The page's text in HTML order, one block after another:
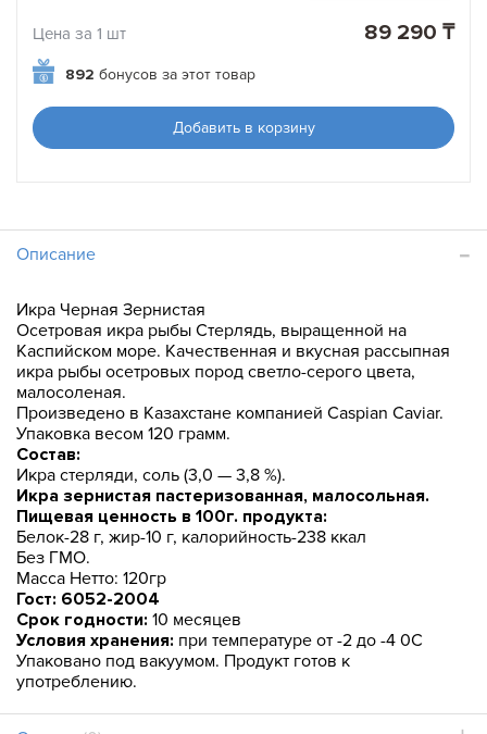
Цена за 1 шт 89 290 ₸
892 бонусов за этот товар
Добавить в корзину
Описание
Икра Черная Зернистая
Осетровая икра рыбы Стерлядь, выращенной на
Каспийском море. Качественная и вкусная рассыпная
икра рыбы осетровых пород светло-серого цвета,
малосоленая.
Произведено в Казахстане компанией Caspian Caviar.
Упаковка весом 120 грамм.
Состав:
Икра стерляди, соль (3,0 — 3,8 %).
Икра зернистая пастеризованная, малосольная.
Пищевая ценность в 100г. продукта:
Белок-28 г, жир-10 г, калорийность-238 ккал
Без ГМО.
Масса Нетто: 120гр
Гост: 6052-2004
Срок годности: 10 месяцев
Условия хранения: при температуре от -2 до -4 0С
Упаковано под вакуумом. Продукт готов к
употреблению.